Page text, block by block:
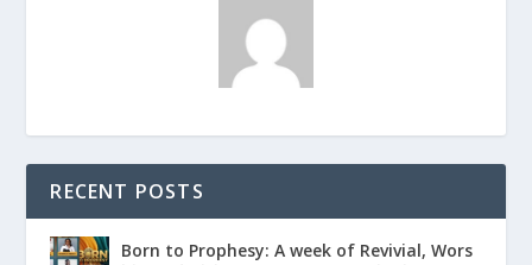
RECENT POSTS
Born to Prophesy: A week of Revivial, Wors